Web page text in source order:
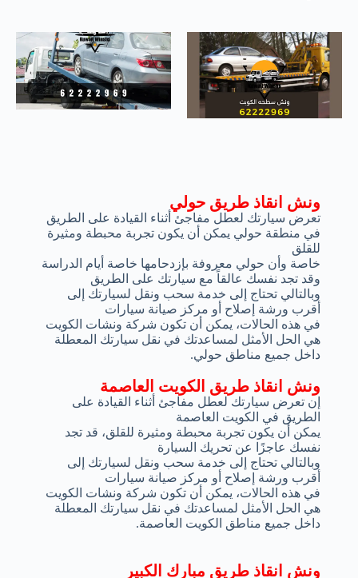
ونش انقاذ طريق الكويت العاصمة
إن تعرض سيارتك لعطل مفاجئ أثناء القيادة على
الطريق في الكويت العاصمة
يمكن أن يكون تجربة محبطة ومثيرة للقلق، قد تجد
نفسك عاجزًا عن تحريك السيارة
وبالتالي تحتاج إلى خدمة سحب ونقل لسيارتك إلى
أقرب ورشة إصلاح أو مركز صيانة سيارات
في هذه الحالات، يمكن أن تكون شركة ونشات الكويت
هي الحل الأمثل لمساعدتك في نقل سيارتك المعطلة
داخل جميع مناطق الكويت العاصمة.
ونش انقاذ طريق حولي
تعرض سيارتك لعطل مفاجئ أثناء القيادة على الطريق
في منطقة حولي يمكن أن يكون تجربة محبطة ومثيرة
للقلق
خاصة وأن حولي معروفة بإزدحامها خاصة أيام الدراسة
وقد تجد نفسك عالقاً مع سيارتك على الطريق
وبالتالي تحتاج إلى خدمة سحب ونقل لسيارتك إلى
أقرب ورشة إصلاح أو مركز صيانة سيارات
في هذه الحالات، يمكن أن تكون شركة ونشات الكويت
هي الحل الأمثل لمساعدتك في نقل سيارتك المعطلة
داخل جميع مناطق حولي.
ونش انقاذ طريق مبارك الكبير